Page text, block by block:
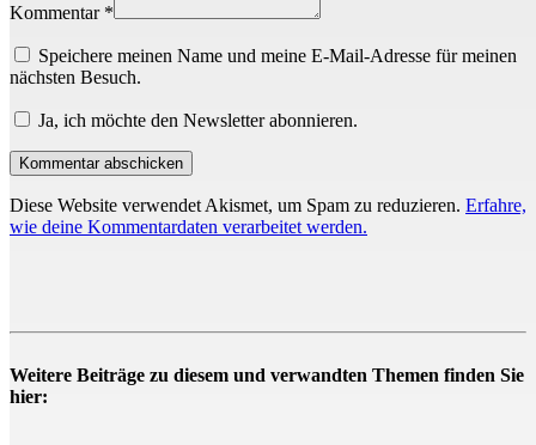
Kommentar *
Speichere meinen Name und meine E-Mail-Adresse für meinen
nächsten Besuch.
Ja, ich möchte den Newsletter abonnieren.
Diese Website verwendet Akismet, um Spam zu reduzieren. Erfahre,
wie deine Kommentardaten verarbeitet werden.
Weitere Beiträge zu diesem und verwandten Themen finden Sie
hier: